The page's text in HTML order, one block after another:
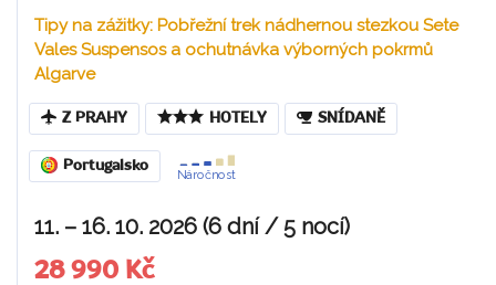
Tipy na zážitky: Pobřežní trek nádhernou stezkou Sete
Vales Suspensos a ochutnávka výborných pokrmů
Algarve
Z PRAHY HOTELY SNÍDANĚ
Portugalsko
Náročnost
11. – 16. 10. 2026 (6 dní / 5 nocí)
28 990 Kč